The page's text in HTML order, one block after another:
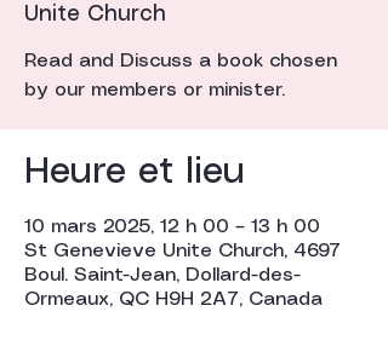
Unite Church
Read and Discuss a book chosen
by our members or minister.
Heure et lieu
10 mars 2025, 12 h 00 – 13 h 00
St Genevieve Unite Church, 4697
Boul. Saint-Jean, Dollard-des-
Ormeaux, QC H9H 2A7, Canada